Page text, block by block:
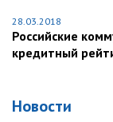
28.03.2018
Российские
кредитный
Новости